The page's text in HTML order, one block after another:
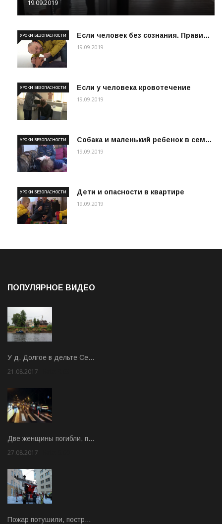
19.09.2019
Если человек без сознания. Прави…
УРОКИ БЕЗОПАСНОСТИ
19.09.2019
Если у человека кровотечение
УРОКИ БЕЗОПАСНОСТИ
19.09.2019
Собака и маленький ребенок в сем…
УРОКИ БЕЗОПАСНОСТИ
19.09.2019
Дети и опасности в квартире
УРОКИ БЕЗОПАСНОСТИ
19.09.2019
ПОПУЛЯРНОЕ ВИДЕО
У д. Долгое в дельте Се…
21.08.2017
Две женщины погибли, п…
27.08.2017
Пожар потушили, постр…